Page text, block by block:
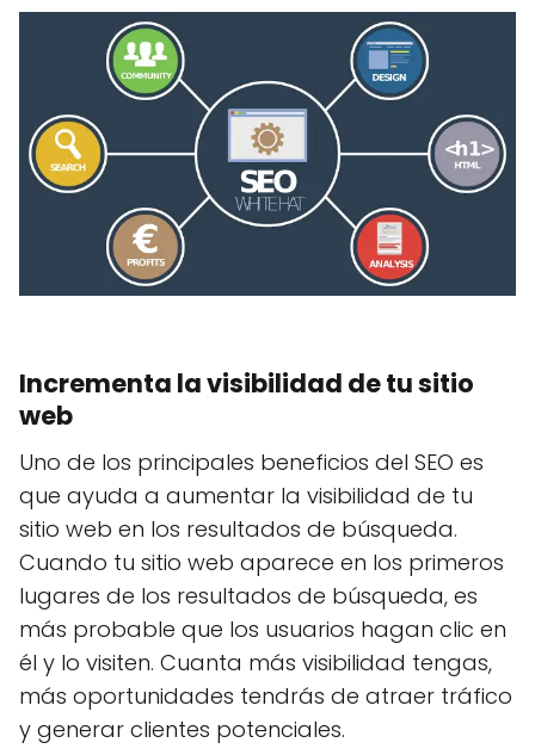
Incrementa la visibilidad de tu sitio
web
Uno de los principales beneficios del SEO es
que ayuda a aumentar la visibilidad de tu
sitio web en los resultados de búsqueda.
Cuando tu sitio web aparece en los primeros
lugares de los resultados de búsqueda, es
más probable que los usuarios hagan clic en
él y lo visiten. Cuanta más visibilidad tengas,
más oportunidades tendrás de atraer tráfico
y generar clientes potenciales.